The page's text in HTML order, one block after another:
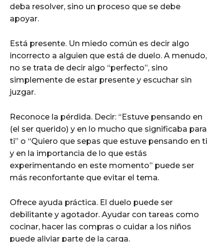
deba resolver, sino un proceso que se debe
apoyar.
Está presente. Un miedo común es decir algo
incorrecto a alguien que está de duelo. A menudo,
no se trata de decir algo “perfecto”, sino
simplemente de estar presente y escuchar sin
juzgar.
Reconoce la pérdida. Decir: “Estuve pensando en
(el ser querido) y en lo mucho que significaba para
ti” o “Quiero que sepas que estuve pensando en ti
y en la importancia de lo que estás
experimentando en este momento” puede ser
más reconfortante que evitar el tema.
Ofrece ayuda práctica. El duelo puede ser
debilitante y agotador. Ayudar con tareas como
cocinar, hacer las compras o cuidar a los niños
puede aliviar parte de la carga.